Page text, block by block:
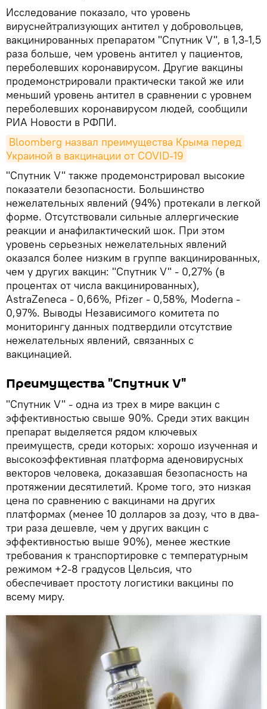
Исследование показало, что уровень
вируснейтрализующих антител у добровольцев,
вакцинированных препаратом "Спутник V", в 1,3-1,5
раза больше, чем уровень антител у пациентов,
переболевших коронавирусом. Другие вакцины
продемонстрировали практически такой же или
меньший уровень антител в сравнении с уровнем
переболевших коронавирусом людей, сообщили
РИА Новости в РФПИ.
Bloomberg назвал преимущества Крыма перед
Украиной в вакцинации от COVID-19
"Спутник V" также продемонстрировал высокие
показатели безопасности. Большинство
нежелательных явлений (94%) протекали в легкой
форме. Отсутствовали сильные аллергические
реакции и анафилактический шок. При этом
уровень серьезных нежелательных явлений
оказался более низким в группе вакцинированных,
чем у других вакцин: "Спутник V" - 0,27% (в
процентах от числа вакцинированных),
AstraZeneca - 0,66%, Pfizer - 0,58%, Moderna -
0,97%. Выводы Независимого комитета по
мониторингу данных подтвердили отсутствие
нежелательных явлений, связанных с
вакцинацией.
Преимущества "Спутник V"
"Спутник V" - одна из трех в мире вакцин с
эффективностью свыше 90%. Среди этих вакцин
препарат выделяется рядом ключевых
преимуществ, среди которых: хорошо изученная и
высокоэффективная платформа аденовирусных
векторов человека, доказавшая безопасность на
протяжении десятилетий. Кроме того, это низкая
цена по сравнению с вакцинами на других
платформах (менее 10 долларов за дозу, что в два-
три раза дешевле, чем у других вакцин с
эффективностью выше 90%), менее жесткие
требования к транспортировке с температурным
режимом +2-8 градусов Цельсия, что
обеспечивает простоту логистики вакцины по
всему миру.